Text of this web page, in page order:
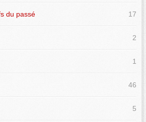
du passé 17
2
1
46
5